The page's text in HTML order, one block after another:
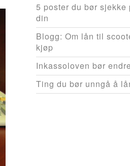
5 poster du bør sjekke
din
Blogg: Om lån til
kjøp
Inkassoloven bør
Ting du bør unngå å